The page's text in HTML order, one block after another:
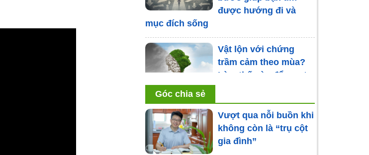
được hướng đi và
mục đích sống
Vật lộn với chứng
trầm cảm theo mùa?
Làm thế nào để vượt
Tìm hiểu tâm lý trẻ
sống xa cha mẹ, ngăn
ngừa hệ lụy đáng tiếc
Góc chia sẻ
Vượt qua nỗi buồn khi
không còn là “trụ cột
gia đình”